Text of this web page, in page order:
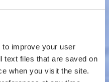
improve your user
text files that are saved on
when you visit the site.